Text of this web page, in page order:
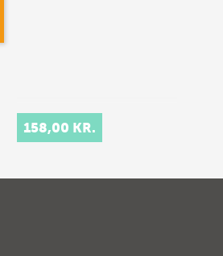
158,00 KR.